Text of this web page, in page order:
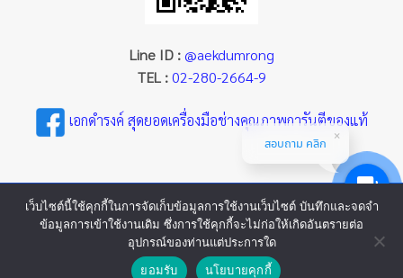
Line ID : @aekdumrong
TEL : 02-280-2664-9
เอกดำรงค์ สุดยอดเครื่องมือช่างคุณภาพการันตีของแท้
Copyright 2026 ©บริษัท เอกดำรงค์แมชชีนทูลส์ จำกัด
เว็บไซต์นี้ใช้คุกกี้ในการจัดเก็บข้อมูลการใช้งานเว็บไซต์ บันทึกและจดจำ
ข้อมูลการเข้าใช้งานเดิม ซึ่งการใช้คุกกี้จะไม่ก่อให้เกิดอันตรายต่อ
อุปกรณ์ของท่านแต่ประการใด
ยอมรับ
นโยบายคุกกี้
สอบถาม คลิก